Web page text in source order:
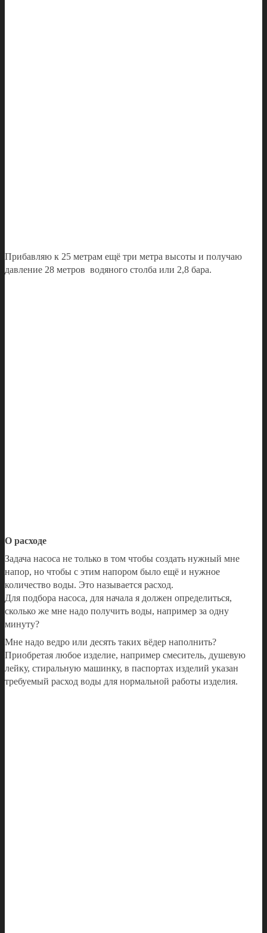
Прибавляю к 25 метрам ещё три метра высоты и получаю
давление 28 метров водяного столба или 2,8 бара.
О расходе
Задача насоса не только в том чтобы создать нужный мне
напор, но чтобы с этим напором было ещё и нужное
количество воды. Это называется расход.
Для подбора насоса, для начала я должен определиться,
сколько же мне надо получить воды, например за одну
минуту?
Мне надо ведро или десять таких вёдер наполнить?
Приобретая любое изделие, например смеситель, душевую
лейку, стиральную машинку, в паспортах изделий указан
требуемый расход воды для нормальной работы изделия.